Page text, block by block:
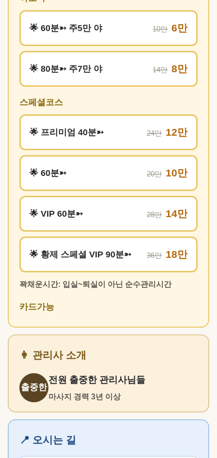
🌟 60분➳ 주5만 야 10만 6만
🌟 80분➳ 주7만 야 14만 8만
스페셜코스
🌟 프리미엄 40분➳ 24만 12만
🌟 60분➳ 20만 10만
🌟 VIP 60분➳ 28만 14만
🌟 황제 스페셜 VIP 90분➳ 36만 18만
꽉채운시간: 입실~퇴실이 아닌 순수관리시간
카드가능
👩 관리사 소개
출중한
전원 출중한 관리사님들
마사지 경력 3년 이상
📍 오시는 길